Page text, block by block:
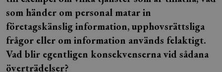
som händer om personal matar in
företagskänslig information, upphovsrättsliga
frågor eller om information används felaktigt.
Vad blir egentligen konsekvenserna vid sådana
överträdelser?